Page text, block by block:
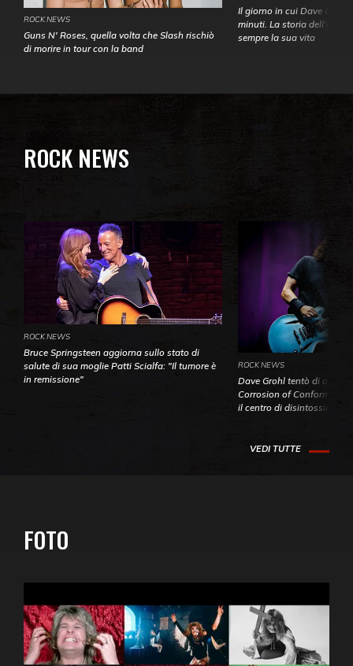
ROCK NEWS
Guns N' Roses, quella volta che Slash rischiò
di morire in tour con la band
Il giorno in cui Dave
minuti. La storia
sempre la sua vita
ROCK NEWS
ROCK NEWS
Bruce Springsteen aggiorna sullo stato di
salute di sua moglie Patti Scialfa: "Il tumore è
in remissione"
ROCK NEWS
Dave Grohl tentò di
Corrosion of Conformity
il centro di
VEDI TUTTE
FOTO